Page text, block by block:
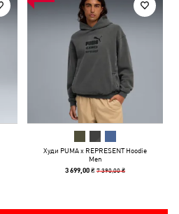
Худи PUMA x REPRESENT Hoodie
Men
3 699,00 ₴7 390,00 ₴